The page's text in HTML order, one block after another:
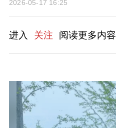
2026-05-17 16:25
进入 关注 阅读更多内容